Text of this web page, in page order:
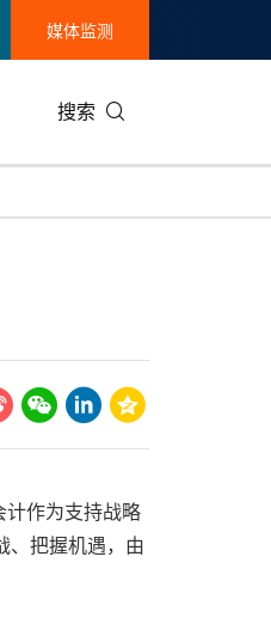
媒体监测
搜索
作为支持战略
、把握机遇，由